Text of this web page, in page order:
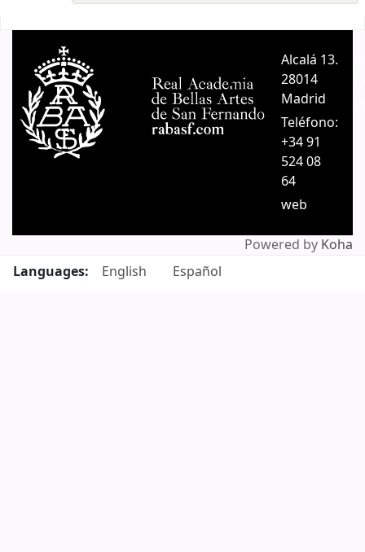
Alcalá 13.
28014
Madrid
Teléfono:
+34 91
524 08
64
web
Powered by Koha
Languages:
English Español